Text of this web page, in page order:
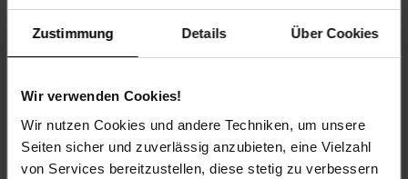
Zustimmung Details Über Cookies
Wir verwenden Cookies!
Wir nutzen Cookies und andere Techniken, um unsere
Seiten sicher und zuverlässig anzubieten, eine Vielzahl
von Services bereitzustellen, diese stetig zu verbessern
Blattform: Eiförmig
Standortempfehlung: Halbschattig, feucht
Lichtbedarf: Sonnig-Halbschattig
Wasserbedarf: Mittel
Rückschnitt: Rückschnitt nach der Blüte.